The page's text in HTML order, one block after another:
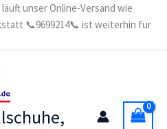
unser Online-Versand wie
📞9699214📞 ist weiterhin für